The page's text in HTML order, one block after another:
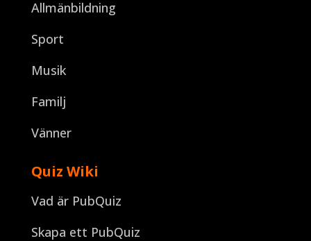
Allmänbildning
Sport
Musik
Familj
Vänner
Quiz Wiki
Vad är PubQuiz
Skapa ett PubQuiz